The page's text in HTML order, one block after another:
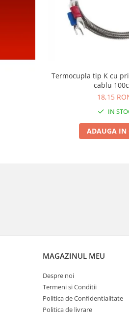
Termocupla tip K cu
cablu
18,15
IN
ADAUGA IN
MAGAZINUL MEU
Despre noi
Termeni si Conditii
Politica de Confidentialitate
Politica de livrare